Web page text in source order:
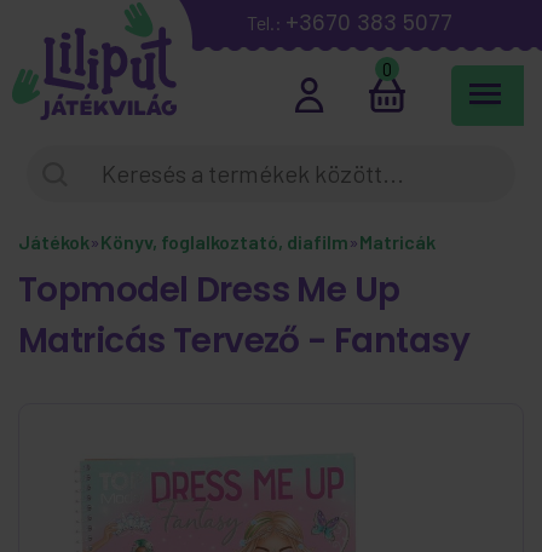
Tel.: +3670 383 5077
0
Játékok»Könyv, foglalkoztató, diafilm»Matricák
Topmodel Dress Me Up
Matricás Tervező - Fantasy